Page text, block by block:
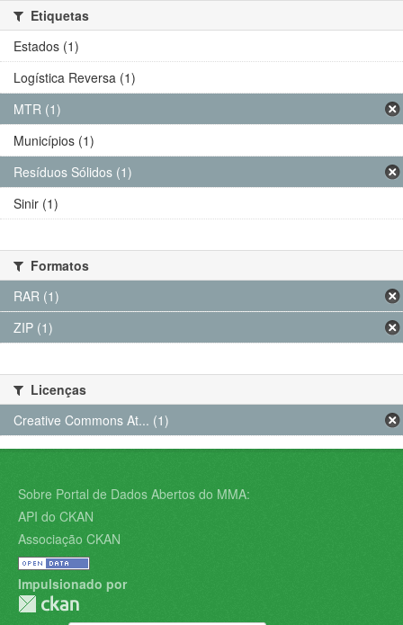
Etiquetas
Estados (1)
Logística Reversa (1)
MTR (1)
Municípios (1)
Resíduos Sólidos (1)
Sinir (1)
Formatos
RAR (1)
ZIP (1)
Licenças
Creative Commons At... (1)
Sobre Portal de Dados Abertos do MMA:
API do CKAN
Associação CKAN
Impulsionado por